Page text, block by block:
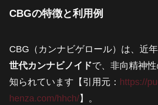
CBGの特徴と利用例
CBG（カンナビゲロール）は、近
世代カンナビノイドで、非向精神
知られています【引用元： https://
henza.com/hhch/】。